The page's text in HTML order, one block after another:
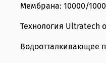
Мембрана: 10000/
Технология Ultratech
Водоотталкивающее